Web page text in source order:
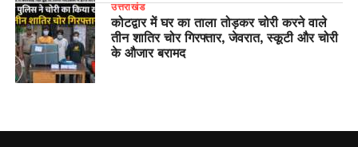
उत्तराखंड
कोटद्वार में घर का ताला तोड़कर चोरी करने वाले
तीन शातिर चोर गिरफ्तार, जेवरात, स्कूटी और चोरी
के औजार बरामद